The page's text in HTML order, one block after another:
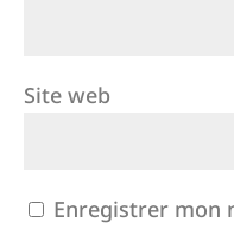
Site web
Enregistrer mon